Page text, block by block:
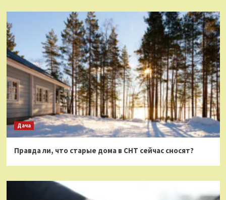
Дача
Правда ли, что старые дома в СНТ сейчас сносят?